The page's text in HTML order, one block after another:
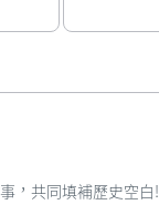
，共同填補歷史空白!